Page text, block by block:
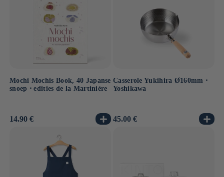
Mochi Mochis Book, 40 Japanse
snoep ⋅ edities de la Martinière
Normale
14.90 €
Casserole Yukihira Ø160mm ⋅
Yoshikawa
Normale
45.00 €